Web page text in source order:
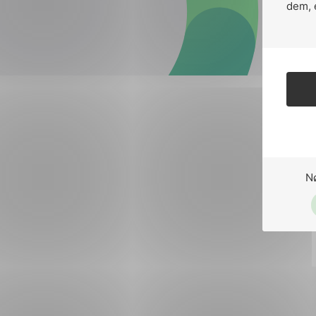
dem,
Forsvar og beredskap
Industri og automatisering
Lavspenning
Maritime elinstallasjoner